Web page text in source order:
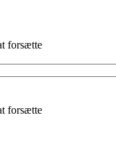
forsætte
forsætte